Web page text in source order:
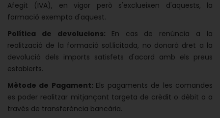
Afegit (IVA), en vigor però s'exclueixen d'aquests, la
formació exempta d'aquest.
Política de devolucions: En cas de renúncia a la
realització de la formació sol.licitada, no donarà dret a la
devolució dels imports satisfets d'acord amb els preus
establerts.
Mètode de Pagament: Els pagaments de les comandes
es poder realitzar mitjançant targeta de crèdit o dèbit o a
través de transferència bancària.